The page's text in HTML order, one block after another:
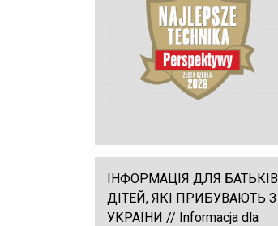
ІНФОРМАЦІЯ ДЛЯ БАТЬКІВ
ДІТЕЙ, ЯКІ ПРИБУВАЮТЬ З
УКРАЇНИ // Informacja dla